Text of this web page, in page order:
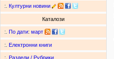
:. Културни новини
Каталози
:. По дати: март
:. Електронни книги
:. Раздели / Рубрики